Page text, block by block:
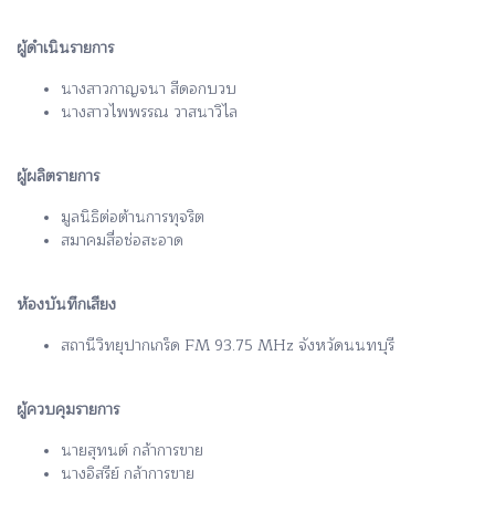
ผู้ดำเนินรายการ
นางสาวกาญจนา สีดอกบวบ
นางสาวไพพรรณ วาสนาวิไล
ผู้ผลิตรายการ
มูลนิธิต่อต้านการทุจริต
สมาคมสื่อช่อสะอาด
ห้องบันทึกเสียง
สถานีวิทยุปากเกร็ด FM 93.75 MHz จังหวัดนนทบุรี
ผู้ควบคุมรายการ
นายสุทนต์ กล้าการขาย
นางอิสรีย์ กล้าการขาย